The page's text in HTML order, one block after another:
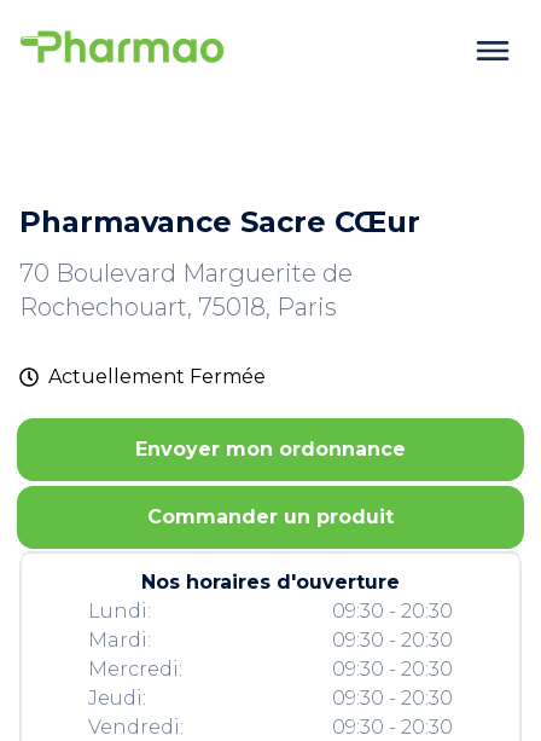
Pharmavance Sacre CŒur
70 Boulevard Marguerite de
Rochechouart, 75018, Paris
Actuellement Fermée
Envoyer mon ordonnance
Commander un produit
Nos horaires d'ouverture
Lundi:
Mardi:
Mercredi:
Jeudi:
Vendredi:
09:30 - 20:30
09:30 - 20:30
09:30 - 20:30
09:30 - 20:30
09:30 - 20:30